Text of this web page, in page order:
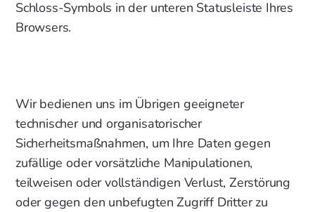
Schloss-Symbols in der unteren Statusleiste Ihres
Browsers.
Wir bedienen uns im Übrigen geeigneter
technischer und organisatorischer
Sicherheitsmaßnahmen, um Ihre Daten gegen
zufällige oder vorsätzliche Manipulationen,
teilweisen oder vollständigen Verlust, Zerstörung
oder gegen den unbefugten Zugriff Dritter zu